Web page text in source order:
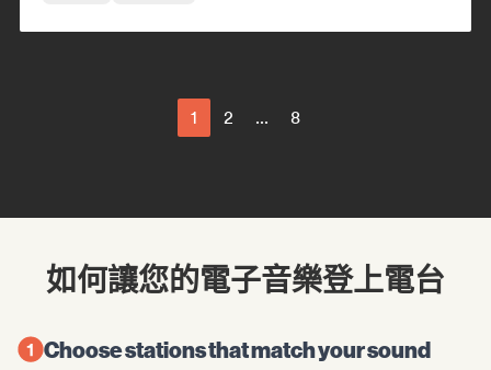
1 2 ... 8
如何讓您的電子音樂登上電台
Choose stations that match your sound